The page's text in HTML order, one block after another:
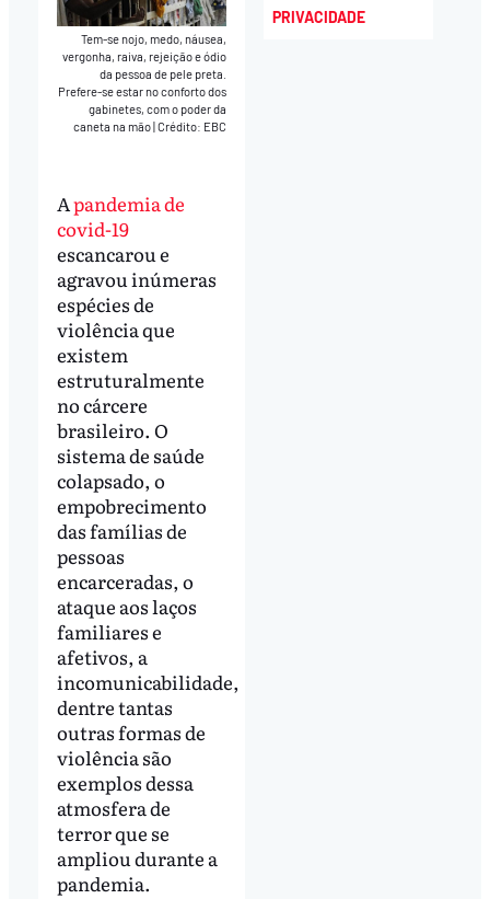
Tem-se nojo, medo, náusea,
vergonha, raiva, rejeição e ódio
da pessoa de pele preta.
Prefere-se estar no conforto dos
gabinetes, com o poder da
caneta na mão|Crédito: EBC
Apandemia de
covid-19
escancarou e
agravou inúmeras
espécies de
violência que
existem
estruturalmente
no cárcere
brasileiro. O
sistema de saúde
colapsado, o
empobrecimento
das famílias de
pessoas
encarceradas, o
ataque aos laços
familiares e
afetivos, a
incomunicabilidade,
dentre tantas
outras formas de
violência são
exemplos dessa
atmosfera de
terror que se
ampliou durante a
pandemia.
PRIVACIDADE